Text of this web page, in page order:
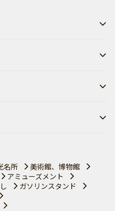
名所
美術館、博物館
アミューズメント
ガソリンスタンド